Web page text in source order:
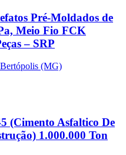
Pré-Moldados de
Meio Fio FCK
– SRP
Bertópolis (MG)
(Cimento Asfaltico De
1.000.000 Ton